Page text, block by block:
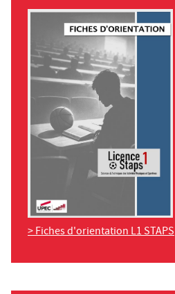
> Fiches d'orientation L1 STAPS